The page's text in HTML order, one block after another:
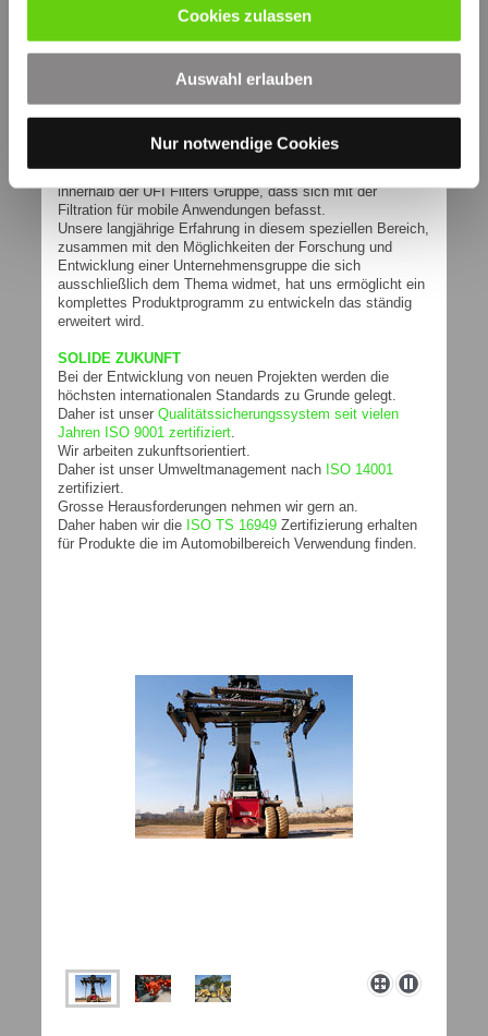
Cookies zulassen
Auswahl erlauben
Nur notwendige Cookies
Verfahren zur Prüfung der Endscheibenbelastung
Nachweis der Durchfluss-Ermüdungseigenschaften
Durchflusswiderstand gegen Volumenstrom
Multipass Test
SOLIDE BASIS
SOFIMA HYDRAULIC FILTERS ist das Unternehmen
innerhalb der UFI Filters Gruppe, dass sich mit der
Filtration für mobile Anwendungen befasst.
Unsere langjährige Erfahrung in diesem speziellen Bereich,
zusammen mit den Möglichkeiten der Forschung und
Entwicklung einer Unternehmensgruppe die sich
ausschließlich dem Thema widmet, hat uns ermöglicht ein
komplettes Produktprogramm zu entwickeln das ständig
erweitert wird.
SOLIDE ZUKUNFT
Bei der Entwicklung von neuen Projekten werden die
höchsten internationalen Standards zu Grunde gelegt.
Daher ist unser Qualitätssicherungssystem seit vielen
Jahren ISO 9001 zertifiziert.
Wir arbeiten zukunftsorientiert.
Daher ist unser Umweltmanagement nach ISO 14001
zertifiziert.
Grosse Herausforderungen nehmen wir gern an.
Daher haben wir die ISO TS 16949 Zertifizierung erhalten
für Produkte die im Automobilbereich Verwendung finden.